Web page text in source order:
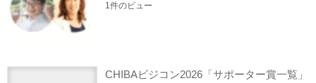
1件のビュー
CHIBAビジコン2026「サポーター賞一覧」